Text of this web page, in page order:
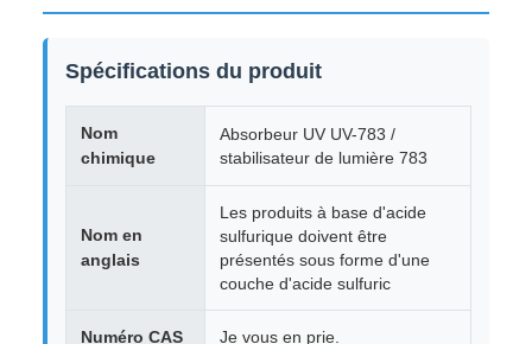
Spécifications du produit
Nom
chimique
Absorbeur UV UV-783 /
stabilisateur de lumière 783
Nom en
anglais
Les produits à base d'acide
sulfurique doivent être
présentés sous forme d'une
couche d'acide sulfuric
Numéro CAS Je vous en prie.